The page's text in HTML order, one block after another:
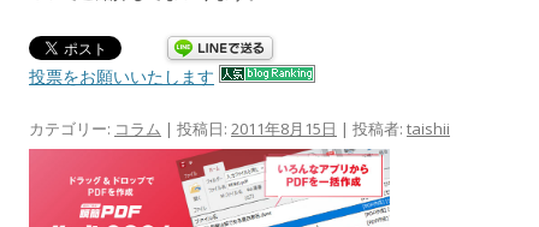
投票をお願いいたします
カテゴリー: コラム | 投稿日: 2011年8月15日 | 投稿者: taishii